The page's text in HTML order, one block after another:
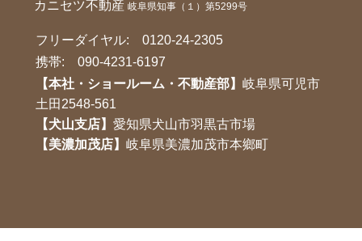
カニセツ不動産岐阜県知事（１）第5299号
フリーダイヤル:0120-24-2305
携帯:090-4231-6197
【本社・ショールーム・不動産部】岐阜県可児市
土田2548-561
【犬山支店】愛知県犬山市羽黒古市場
【美濃加茂店】岐阜県美濃加茂市本鄉町